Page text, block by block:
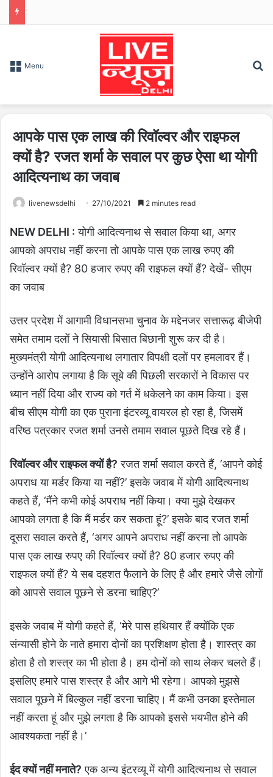
Menu
आपके पास एक लाख की रिवॉल्वर और राइफल
क्यों है? रजत शर्मा के सवाल पर कुछ ऐसा था योगी
आदित्यनाथ का जवाब
livenewsdelhi 27/10/2021 2 minutes read
NEW DELHI : योगी आदित्यनाथ से सवाल किया था, अगर
आपको अपराध नहीं करना तो आपके पास एक लाख रुपए की
रिवॉल्वर क्यों है? 80 हजार रुपए की राइफल क्यों हैं? देखें- सीएम
का जवाब
उत्तर प्रदेश में आगामी विधानसभा चुनाव के मद्देनजर सत्तारूढ़ बीजेपी
समेत तमाम दलों ने सियासी बिसात बिछानी शुरू कर दी है।
मुख्‍यमंत्री योगी आदित्‍यनाथ लगातार विपक्षी दलों पर हमलावर हैं।
उन्होंने आरोप लगाया है कि सूबे की पिछली सरकारों ने विकास पर
ध्यान नहीं दिया और राज्य को गर्त में धकेलने का काम किया। इस
बीच सीएम योगी का एक पुराना इंटरव्यू वायरल हो रहा है, जिसमें
वरिष्ठ पत्रकार रजत शर्मा उनसे तमाम सवाल पूछते दिख रहे हैं।
रिवॉल्वर और राइफल क्यों है? रजत शर्मा सवाल करते हैं, ‘आपने कोई
अपराध या मर्डर किया या नहीं?’ इसके जवाब में योगी आदित्यनाथ
कहते हैं, ‘मैंने कभी कोई अपराध नहीं किया। क्या मुझे देखकर
आपको लगता है कि मैं मर्डर कर सकता हूं?’ इसके बाद रजत शर्मा
दूसरा सवाल करते हैं, ‘अगर आपने अपराध नहीं करना तो आपके
पास एक लाख रुपए की रिवॉल्वर क्यों है? 80 हजार रुपए की
राइफल क्यों हैं? ये सब दहशत फैलाने के लिए है और हमारे जैसे लोगों
को आपसे सवाल पूछने से डरना चाहिए?’
इसके जवाब में योगी कहते हैं, ‘मेरे पास हथियार हैं क्योंकि एक
संन्यासी होने के नाते हमारा दोनों का प्रशिक्षण होता है। शास्त्र का
होता है तो शस्त्र का भी होता है। हम दोनों को साथ लेकर चलते हैं।
इसलिए हमारे पास शस्त्र है और आगे भी रहेगा। आपको मुझसे
सवाल पूछने में बिल्कुल नहीं डरना चाहिए। मैं कभी उनका इस्तेमाल
नहीं करता हूं और मुझे लगता है कि आपको इससे भयभीत होने की
आवश्यकता नहीं है।’
ईद क्यों नहीं मनाते? एक अन्य इंटरव्यू में योगी आदित्यनाथ से सवाल